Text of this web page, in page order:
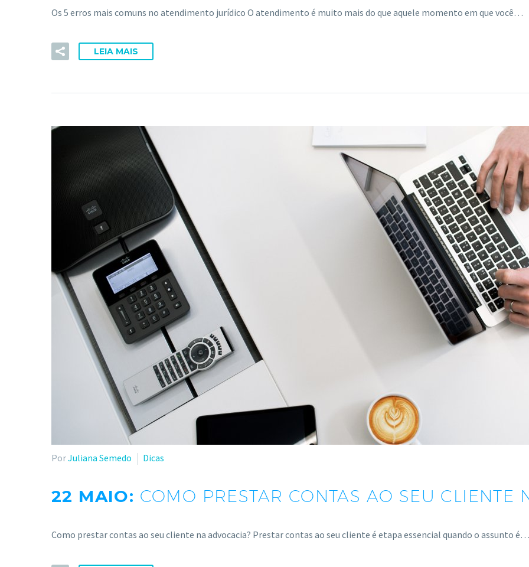
Os 5 erros mais comuns no atendimento jurídico O atendimento é muito mais do que aquele momento em que você…
LEIA MAIS
PorJuliana Semedo Dicas
22 MAIO: COMO PRESTAR CONTAS AO SEU CLIENTE
Como prestar contas ao seu cliente na advocacia? Prestar contas ao seu cliente é etapa essencial quando o assunto é…